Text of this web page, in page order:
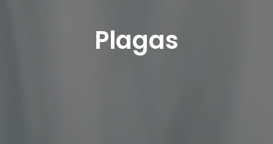
Plagas